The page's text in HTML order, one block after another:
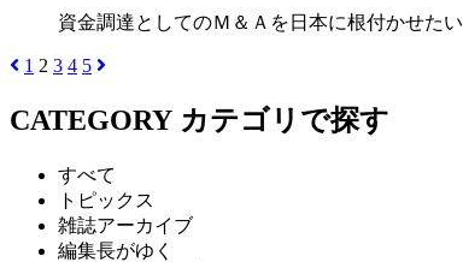
資金調達としてのＭ＆Ａを日本に根付かせたい
1 2 3 4 5
CATEGORY カテゴリで探す
すべて
トピックス
雑誌アーカイブ
編集長がゆく